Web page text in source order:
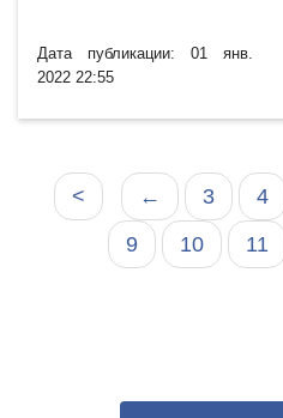
Дата публикации: 01 янв.
2022 22:55
←
< 3 4
9
10 11